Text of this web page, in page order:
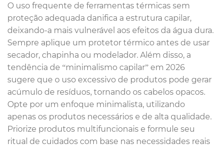
O uso frequente de ferramentas térmicas sem
proteção adequada danifica a estrutura capilar,
deixando-a mais vulnerável aos efeitos da água dura.
Sempre aplique um protetor térmico antes de usar
secador, chapinha ou modelador. Além disso, a
tendência de “minimalismo capilar” em 2026
sugere que o uso excessivo de produtos pode gerar
acúmulo de resíduos, tornando os cabelos opacos.
Opte por um enfoque minimalista, utilizando
apenas os produtos necessários e de alta qualidade.
Priorize produtos multifuncionais e formule seu
ritual de cuidados com base nas necessidades reais